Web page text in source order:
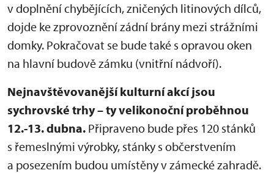
v doplnění chybějících, zničených litinových dílců,
dojde ke zprovoznění zádní brány mezi strážními
domky. Pokračovat se bude také s opravou oken
na hlavní budově zámku (vnitřní nádvoří).
Nejnavštěvovanější kulturní akcí jsou
sychrovské trhy – ty velikonoční proběhnou
12.-13. dubna. Připraveno bude přes 120 stánků
s řemeslnými výrobky, stánky s občerstvením
a posezením budou umístěny v zámecké zahradě.